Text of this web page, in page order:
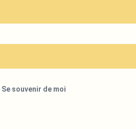
Se souvenir de moi